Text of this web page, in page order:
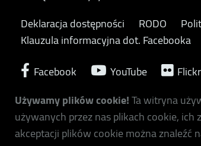
Deklaracja dostępności
RODO
Klauzula informacyjna dot. Facebooka
Facebook
YouTube Flickr
Używamy plików cookie!Ta witryna
używanych przez nas plikach cookie,
akceptacji plików cookie można znaleźć